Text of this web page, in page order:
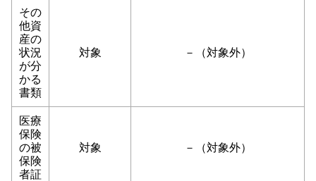
その
他資
産の
状況
が分
かる
書類
対象 －（対象外）
医療
保険
の被
保険
者証
対象 －（対象外）